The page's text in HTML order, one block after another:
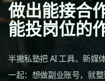
做出能接合
能投岗位的
半撇私塾把 AI 工具、新媒
一起：想做副业账号，就